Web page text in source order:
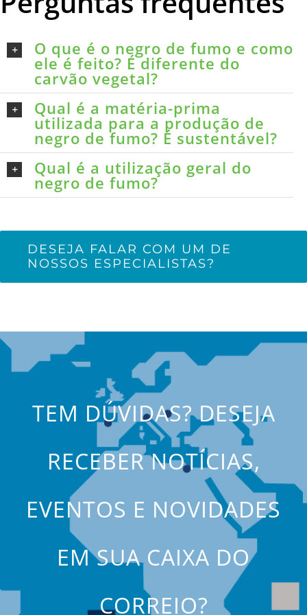
O que é o negro de fumo e como
ele é feito? É diferente do
carvão vegetal?
Qual é a matéria-prima
utilizada para a produção de
negro de fumo? É sustentável?
Qual é a utilização geral do
negro de fumo?
DESEJA FALAR COM UM DE
NOSSOS ESPECIALISTAS?
TEM DÚVIDAS? DESEJA
RECEBER NOTÍCIAS,
EVENTOS E NOVIDADES
EM SUA CAIXA DO
CORREIO?